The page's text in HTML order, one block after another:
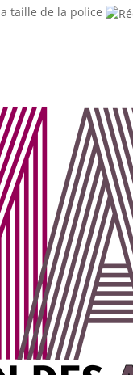
taille de la police